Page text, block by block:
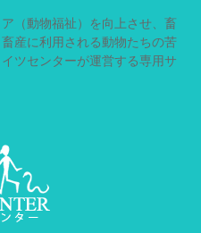
（動物福祉）を向上させ、畜
産に利用される動物たちの苦
ツセンターが運営する専用サ